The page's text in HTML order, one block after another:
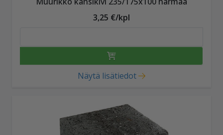
3,25 €/kpl
Näytä lisätiedot